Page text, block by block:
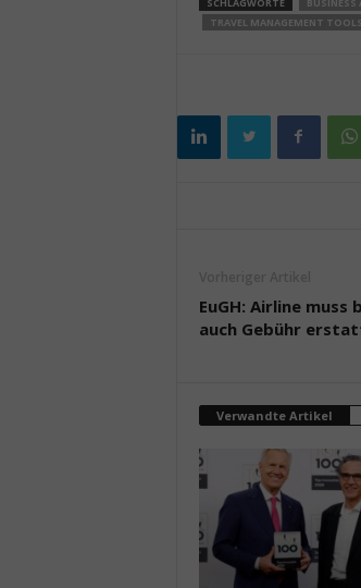
TRAVEL MANAGEMENT TOOLS
EuGH: Airline muss
auch Gebühr
Verwandte Artikel